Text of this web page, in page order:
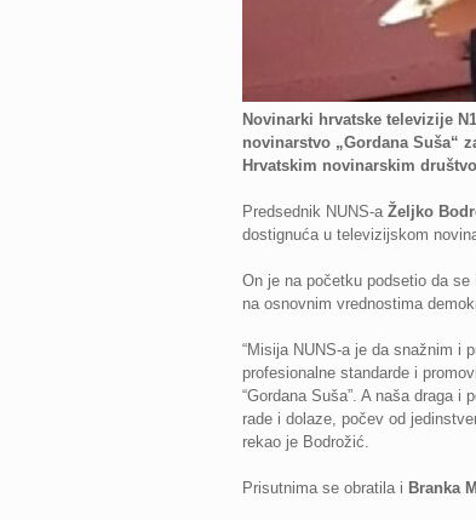
Novinarki hrvatske televizije
novinarstvo „Gordana Suša“
Hrvatskim novinarskim
Predsednik NUNS-a Željko
dostignuća u televizijskom
On je na početku podsetio da
na osnovnim vrednostima
“Misija NUNS-a je da snažnim i
profesionalne standarde i
“Gordana Suša”. A naša draga
rade i dolaze, počev od
rekao je Bodrožić.
Prisutnima se obratila i Branka